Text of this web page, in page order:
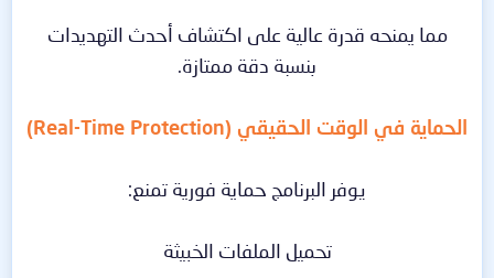
مما يمنحه قدرة عالية على اكتشاف أحدث التهديدات
بنسبة دقة ممتازة.
الحماية في الوقت الحقيقي (Real-Time Protection)
يوفر البرنامج حماية فورية تمنع:
تحميل الملفات الخبيثة